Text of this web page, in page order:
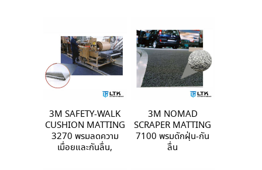
3M SAFETY-WALK
CUSHION MATTING
3270 พรมลดความ
เมื่อยและกันลื่น,
3M NOMAD
SCRAPER MATTING
7100 พรมดักฝุ่น-กัน
ลื่น